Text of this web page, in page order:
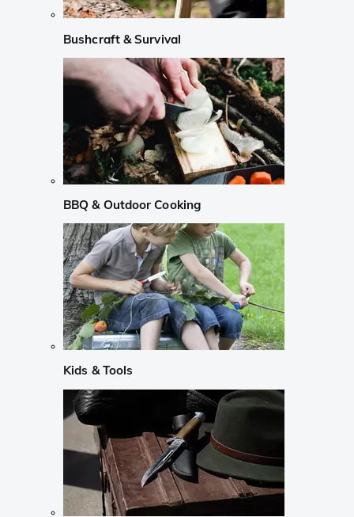
Bushcraft & Survival
BBQ & Outdoor Cooking
Kids & Tools